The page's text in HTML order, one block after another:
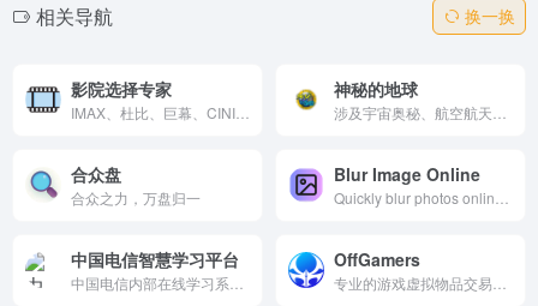
相关导航 换一换
影院选择专家 神秘的地球
合众盘
合众之力，万盘归一
Blur Image Online
中国电信智慧学习平台 OffGamers